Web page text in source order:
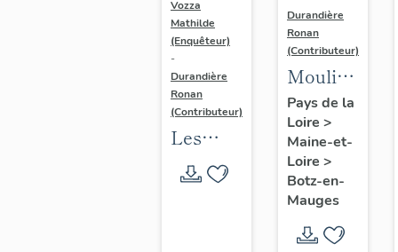
Vozza
Mathilde
(Enquêteur)
-
Durandière
Ronan
(Contributeur)
Les
croix
monumentales
Durandière
Ronan
(Contributeur)
Moulin
à eau dit
le
Moulin-
Moreau
Pays de la
Loire >
Maine-et-
Loire >
Botz-en-
Mauges